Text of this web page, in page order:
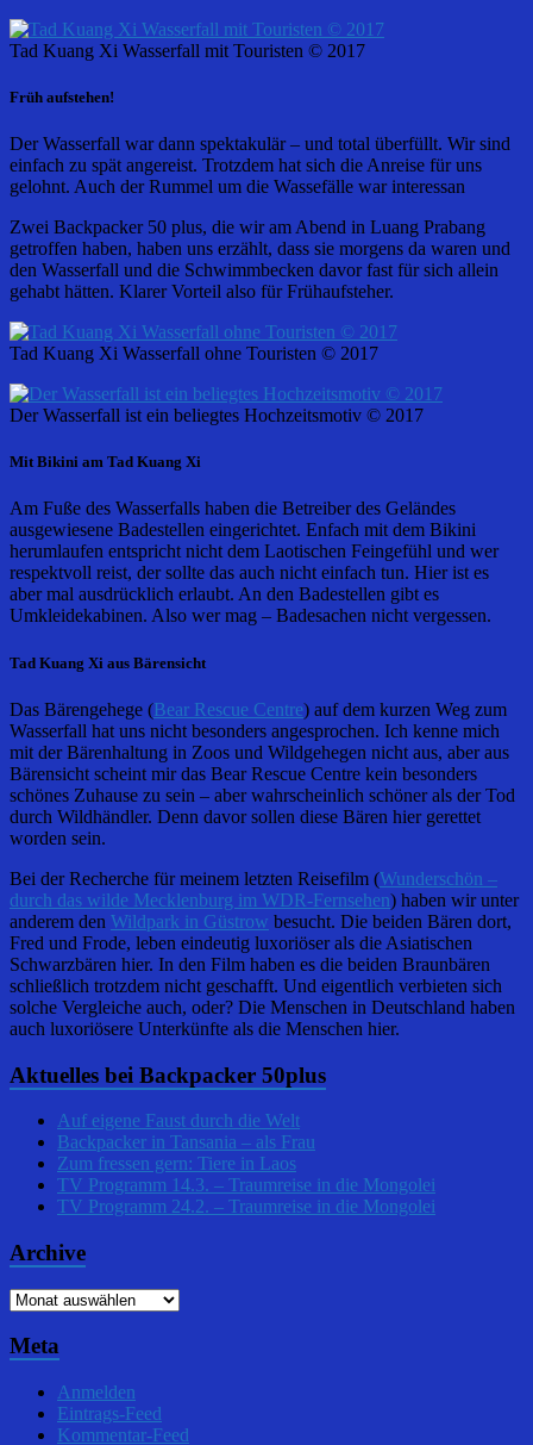
Tad Kuang Xi Wasserfall mit Touristen © 2017
Früh aufstehen!
Der Wasserfall war dann spektakulär – und total überfüllt. Wir sind
einfach zu spät angereist. Trotzdem hat sich die Anreise für uns
gelohnt. Auch der Rummel um die Wassefälle war interessan
Zwei Backpacker 50 plus, die wir am Abend in Luang Prabang
getroffen haben, haben uns erzählt, dass sie morgens da waren und
den Wasserfall und die Schwimmbecken davor fast für sich allein
gehabt hätten. Klarer Vorteil also für Frühaufsteher.
Tad Kuang Xi Wasserfall ohne Touristen © 2017
Der Wasserfall ist ein beliegtes Hochzeitsmotiv © 2017
Mit Bikini am Tad Kuang Xi
Am Fuße des Wasserfalls haben die Betreiber des Geländes
ausgewiesene Badestellen eingerichtet. Enfach mit dem Bikini
herumlaufen entspricht nicht dem Laotischen Feingefühl und wer
respektvoll reist, der sollte das auch nicht einfach tun. Hier ist es
aber mal ausdrücklich erlaubt. An den Badestellen gibt es
Umkleidekabinen. Also wer mag – Badesachen nicht vergessen.
Tad Kuang Xi aus Bärensicht
Das Bärengehege (Bear Rescue Centre) auf dem kurzen Weg zum
Wasserfall hat uns nicht besonders angesprochen. Ich kenne mich
mit der Bärenhaltung in Zoos und Wildgehegen nicht aus, aber aus
Bärensicht scheint mir das Bear Rescue Centre kein besonders
schönes Zuhause zu sein – aber wahrscheinlich schöner als der Tod
durch Wildhändler. Denn davor sollen diese Bären hier gerettet
worden sein.
Bei der Recherche für meinem letzten Reisefilm (Wunderschön –
durch das wilde Mecklenburg im WDR-Fernsehen) haben wir unter
anderem den Wildpark in Güstrow besucht. Die beiden Bären dort,
Fred und Frode, leben eindeutig luxoriöser als die Asiatischen
Schwarzbären hier. In den Film haben es die beiden Braunbären
schließlich trotzdem nicht geschafft. Und eigentlich verbieten sich
solche Vergleiche auch, oder? Die Menschen in Deutschland haben
auch luxoriösere Unterkünfte als die Menschen hier.
Aktuelles bei Backpacker 50plus
Auf eigene Faust durch die Welt
Backpacker in Tansania – als Frau
Zum fressen gern: Tiere in Laos
TV Programm 14.3. – Traumreise in die Mongolei
TV Programm 24.2. – Traumreise in die Mongolei
Archive
Archive
Meta
Anmelden
Eintrags-Feed
Kommentar-Feed